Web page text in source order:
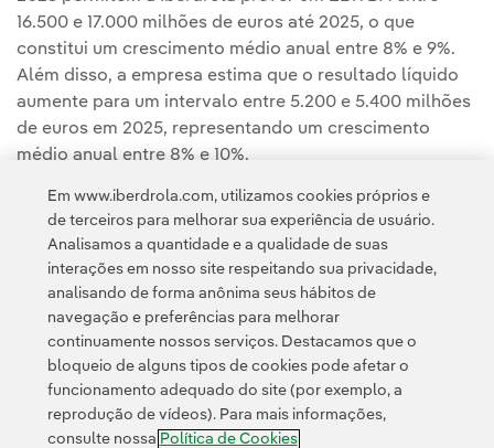
16.500 e 17.000 milhões de euros até 2025, o que
constitui um crescimento médio anual entre 8% e 9%.
Além disso, a empresa estima que o resultado líquido
aumente para um intervalo entre 5.200 e 5.400 milhões
de euros em 2025, representando um crescimento
médio anual entre 8% e 10%.
Política de Privacidade Informação legal
Política de cookies Configuração de cookies Acessibilidade
Canal de denúncias
Em www.iberdrola.com, utilizamos cookies próprios e
de terceiros para melhorar sua experiência de usuário.
Analisamos a quantidade e a qualidade de suas
interações em nosso site respeitando sua privacidade,
analisando de forma anônima seus hábitos de
navegação e preferências para melhorar
continuamente nossos serviços. Destacamos que o
bloqueio de alguns tipos de cookies pode afetar o
funcionamento adequado do site (por exemplo, a
reprodução de vídeos). Para mais informações,
consulte nossa Política de Cookies